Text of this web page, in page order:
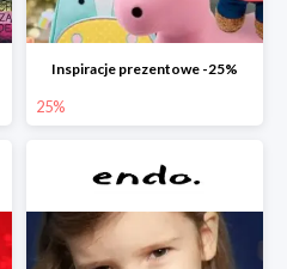
Inspiracje prezentowe -25%
25%